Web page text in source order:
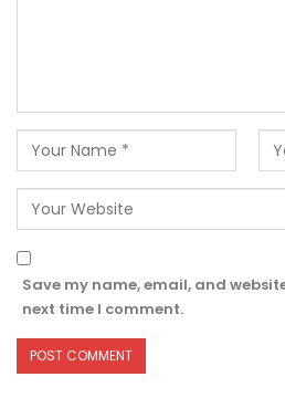
Save my name, email, and
next time I comment.